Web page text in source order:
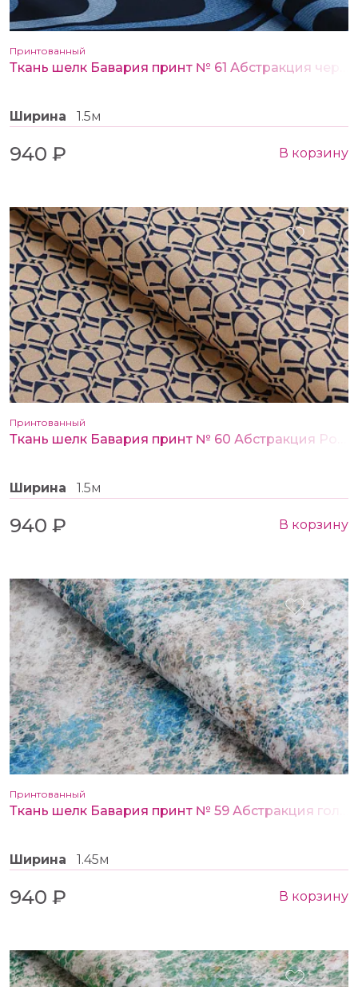
Принтованный
Ширина 1.5м
940 ₽ В корзину
Принтованный
Ширина 1.5м
940 ₽ В корзину
Принтованный
Ширина 1.45м
940 ₽ В корзину